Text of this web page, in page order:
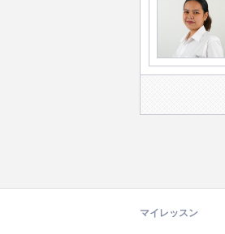
マイレッスン